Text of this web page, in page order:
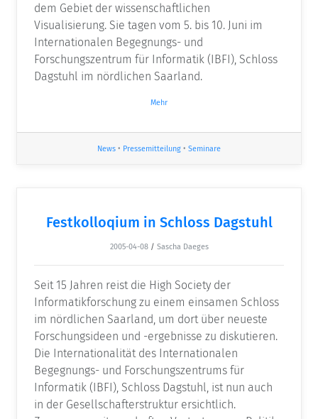
dem Gebiet der wissenschaftlichen
Visualisierung. Sie tagen vom 5. bis 10. Juni im
Internationalen Begegnungs- und
Forschungszentrum für Informatik (IBFI), Schloss
Dagstuhl im nördlichen Saarland.
Mehr
News • Pressemitteilung • Seminare
Festkolloqium in Schloss Dagstuhl
2005-04-08 / Sascha Daeges
Seit 15 Jahren reist die High Society der
Informatikforschung zu einem einsamen Schloss
im nördlichen Saarland, um dort über neueste
Forschungsideen und -ergebnisse zu diskutieren.
Die Internationalität des Internationalen
Begegnungs- und Forschungszentrums für
Informatik (IBFI), Schloss Dagstuhl, ist nun auch
in der Gesellschafterstruktur ersichtlich.